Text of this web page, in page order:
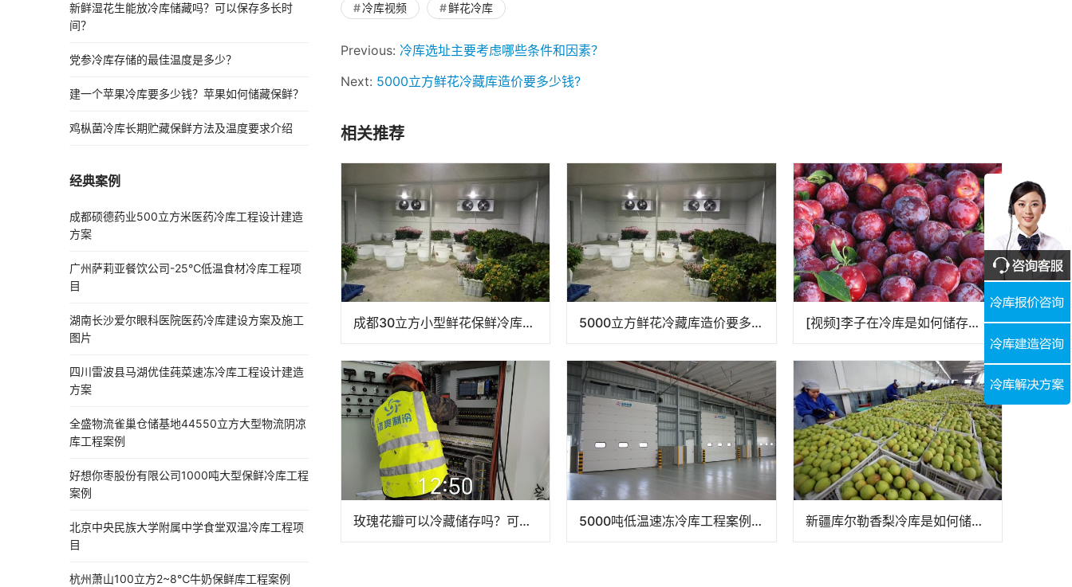
冷库视频 鲜花冷库
Previous: 冷库选址主要考虑哪些条件和因素？
Next: 5000立方鲜花冷藏库造价要多少钱?
相关推荐
成都30立方小型鲜花保鲜冷库工程设计建造方案 5000立方鲜花冷藏库造价要多少钱? [视频]李子在冷库是如何储存的？小编带你看看李子冷库保鲜的效果
玫瑰花瓣可以冷藏储存吗？可以存放多久？ 5000吨低温速冻冷库工程案例视频 新疆库尔勒香梨冷库是如何储存的？香梨冷库内部视频曝光！
新鲜湿花生能放冷库储藏吗？可以保存多长时
间？
党参冷库存储的最佳温度是多少？
建一个苹果冷库要多少钱？苹果如何储藏保鲜？
鸡枞菌冷库长期贮藏保鲜方法及温度要求介绍
经典案例
成都硕德药业500立方米医药冷库工程设计建造
方案
广州萨莉亚餐饮公司-25℃低温食材冷库工程项
目
湖南长沙爱尔眼科医院医药冷库建设方案及施工
图片
四川雷波县马湖优佳莼菜速冻冷库工程设计建造
方案
全盛物流雀巢仓储基地44550立方大型物流阴凉
库工程案例
好想你枣股份有限公司1000吨大型保鲜冷库工程
案例
北京中央民族大学附属中学食堂双温冷库工程项
目
杭州萧山100立方2~8℃牛奶保鲜库工程案例